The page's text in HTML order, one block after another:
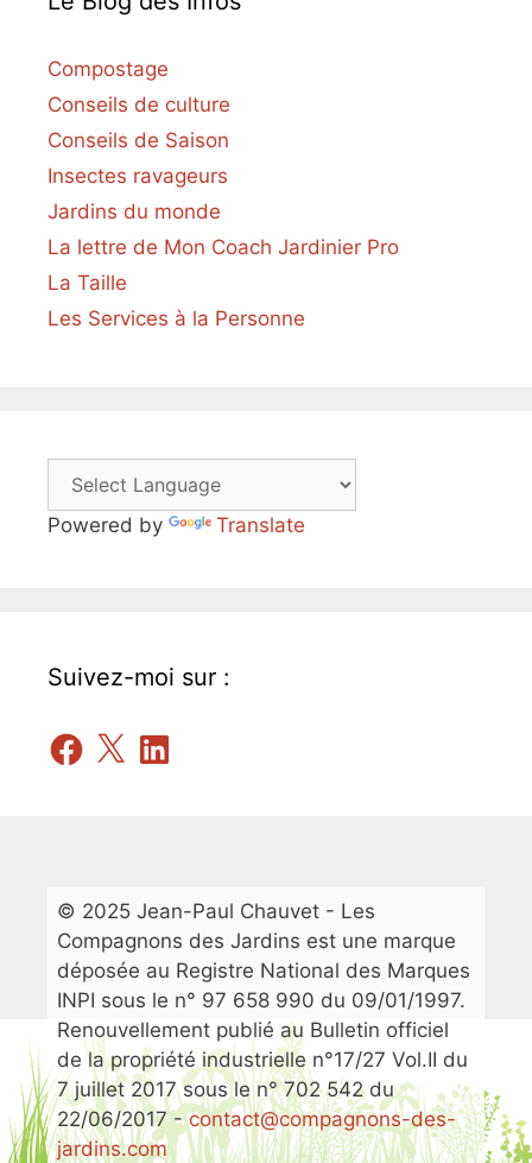
Compostage
Conseils de culture
Conseils de Saison
Insectes ravageurs
Jardins du monde
La lettre de Mon Coach Jardinier Pro
La Taille
Les Services à la Personne
Powered by Translate
Suivez-moi sur :
Facebook
X LinkedIn
© 2025 Jean-Paul Chauvet - Les
Compagnons des Jardins est une marque
déposée au Registre National des Marques
INPI sous le n° 97 658 990 du 09/01/1997.
Renouvellement publié au Bulletin officiel
de la propriété industrielle n°17/27 Vol.II du
7 juillet 2017 sous le n° 702 542 du
22/06/2017 -contact@compagnons-des-
jardins.com